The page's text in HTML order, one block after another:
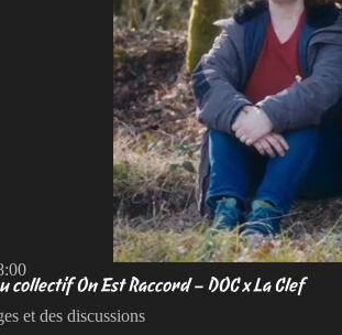
collectif On Est Raccord – DOC x La Clef
et des discussions